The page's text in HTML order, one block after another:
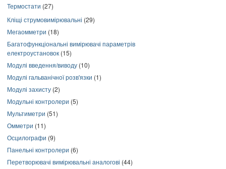
Термостати (27)
Кліщі струмовимірювальні (29)
Мегаомметри (18)
Багатофункціональні вимірювачі параметрів
електроустановок (15)
Модулі введення/виводу (10)
Модулі гальванічної розв'язки (1)
Модулі захисту (2)
Модульні контролери (5)
Мультиметри (51)
Омметри (11)
Осцилографи (9)
Панельні контролери (6)
Перетворювачі вимірювальні аналогові (44)